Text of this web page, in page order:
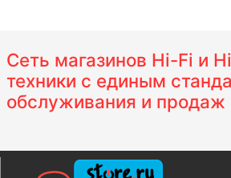
Сеть магазинов Hi-Fi и
техники с единым
обслуживания и продаж